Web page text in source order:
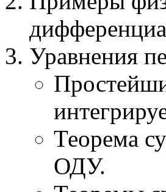
Уравнения
Теорема
ОДУ.